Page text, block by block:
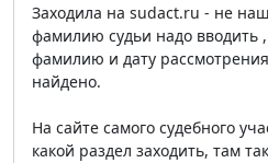
Заходила на sudact.ru - не
фамилию судьи надо вводить
фамилию и дату
найдено.
На сайте самого судебного
какой раздел заходить, там